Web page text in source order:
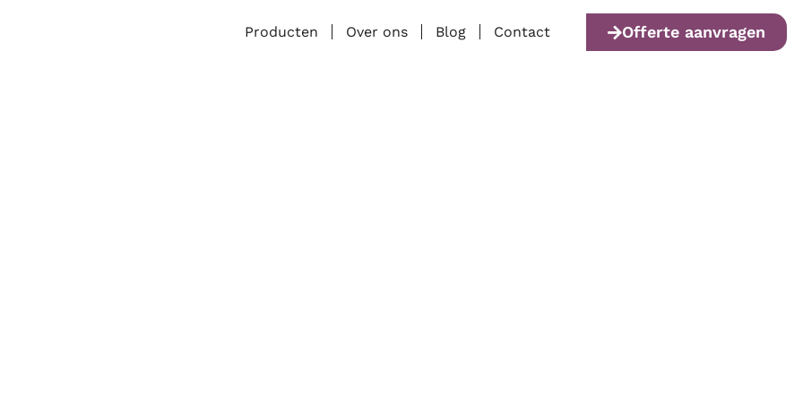
Producten Over ons Blog Contact Offerte aanvragen